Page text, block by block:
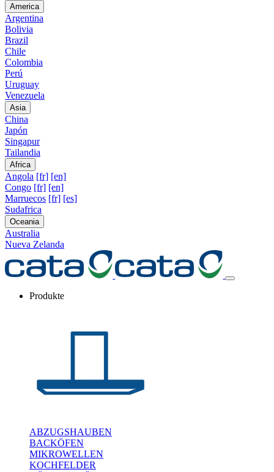
America
Argentina
Bolivia
Brazil
Chile
Colombia
Perú
Uruguay
Venezuela
Asia
China
Japón
Singapur
Tailandia
Africa
Angola [fr] [en]
Congo [fr] [en]
Marruecos [fr] [es]
Sudafrica
Oceania
Australia
Nueva Zelanda
Produkte
ABZUGSHAUBEN
BACKÖFEN
MIKROWELLEN
KOCHFELDER